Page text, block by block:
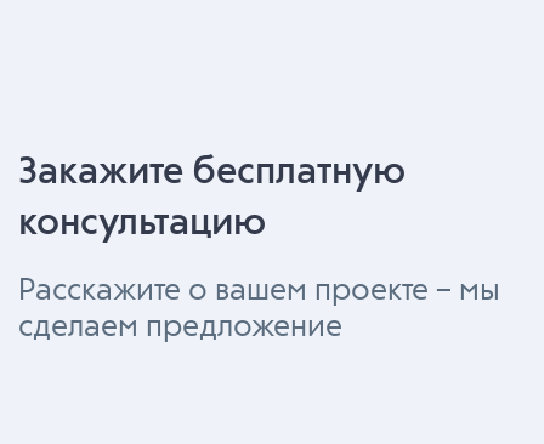
Закажите бесплатную
консультацию
Расскажите о вашем проекте – мы
сделаем предложение